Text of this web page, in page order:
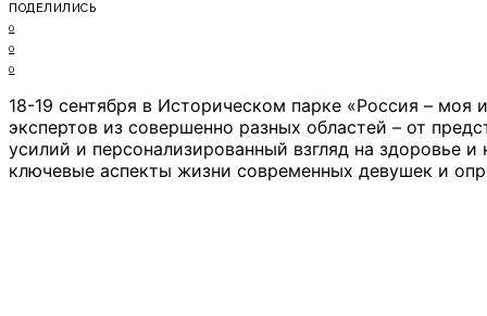
ПОДЕЛИЛИСЬ
0
0
0
18-19 сентября в Историческом парке «Россия –
экспертов из совершенно разных областей – от
усилий и персонализированный взгляд на здоровье
ключевые аспекты жизни современных девушек и